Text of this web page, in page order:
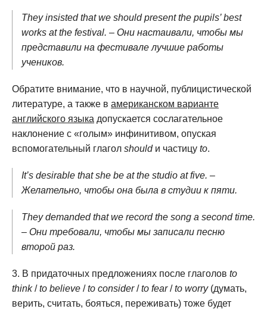
They insisted that we should present the pupils’ best
works at the festival. – Они настаивали, чтобы мы
представили на фестивале лучшие работы
учеников.
Обратите внимание, что в научной, публицистической
литературе, а также в американском варианте
английского языка допускается сослагательное
наклонение с «голым» инфинитивом, опуская
вспомогательный глагол shouldи частицу to.
It’s desirable that she be at the studio at five. –
Желательно, чтобы она была в студии к пяти.
They demanded that we record the song a second time.
– Они требовали, чтобы мы записали песню
второй раз.
В придаточных предложениях после глаголов to
think/to believe /to consider/to fear/to worry(думать,
верить, считать, бояться, переживать) тоже будет